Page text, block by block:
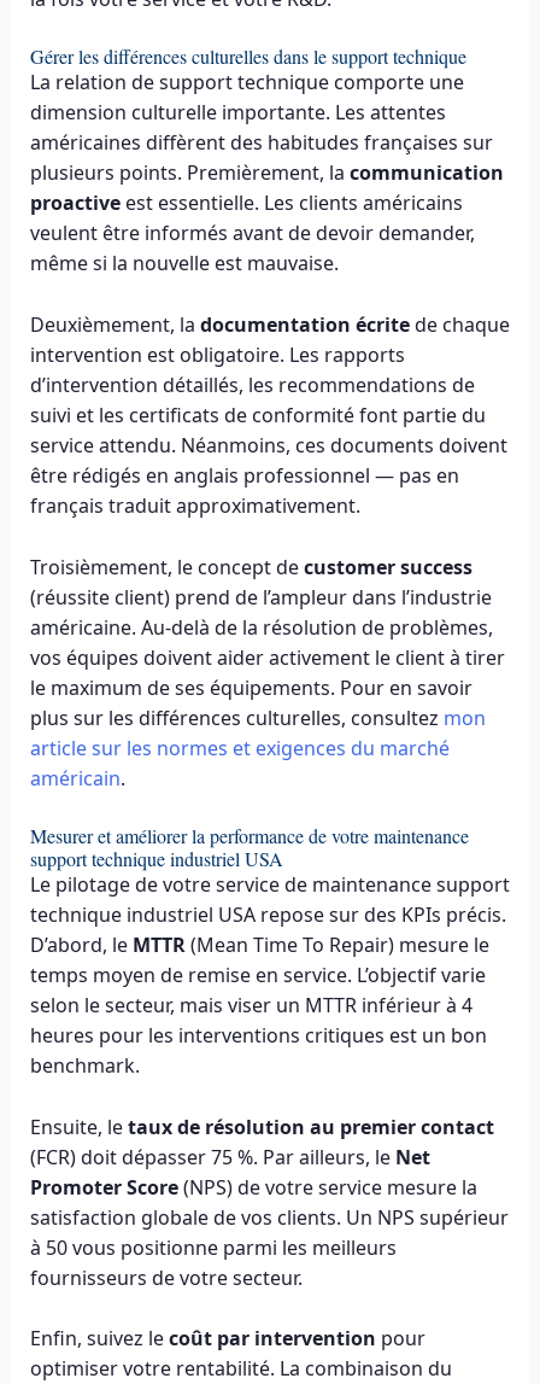
Gérer les différences culturelles dans le support technique
La relation de support technique comporte une
dimension culturelle importante. Les attentes
américaines diffèrent des habitudes françaises sur
plusieurs points. Premièrement, la communication
proactiveest essentielle. Les clients américains
veulent être informés avant de devoir demander,
même si la nouvelle est mauvaise.
Deuxièmement, la documentation écritede chaque
intervention est obligatoire. Les rapports
d’intervention détaillés, les recommendations de
suivi et les certificats de conformité font partie du
service attendu. Néanmoins, ces documents doivent
être rédigés en anglais professionnel — pas en
français traduit approximativement.
Troisièmement, le concept decustomer success
(réussite client) prend de l’ampleur dans l’industrie
américaine. Au-delà de la résolution de problèmes,
vos équipes doivent aider activement le client à tirer
le maximum de ses équipements. Pour en savoir
plus sur les différences culturelles, consultez mon
article sur les normes et exigences du marché
américain.
Mesurer et améliorer la performance de votre maintenance
support technique industriel USA
Le pilotage de votre service de maintenance support
technique industriel USA repose sur des KPIs précis.
D’abord, le MTTR(Mean Time To Repair) mesure le
temps moyen de remise en service. L’objectif varie
selon le secteur, mais viser un MTTR inférieur à 4
heures pour les interventions critiques est un bon
benchmark.
Ensuite, letaux de résolution au premier contact
(FCR) doit dépasser 75 %. Par ailleurs, le Net
Promoter Score(NPS) de votre service mesure la
satisfaction globale de vos clients. Un NPS supérieur
à 50 vous positionne parmi les meilleurs
fournisseurs de votre secteur.
Enfin, suivez lecoût par intervention pour
optimiser votre rentabilité. La combinaison du